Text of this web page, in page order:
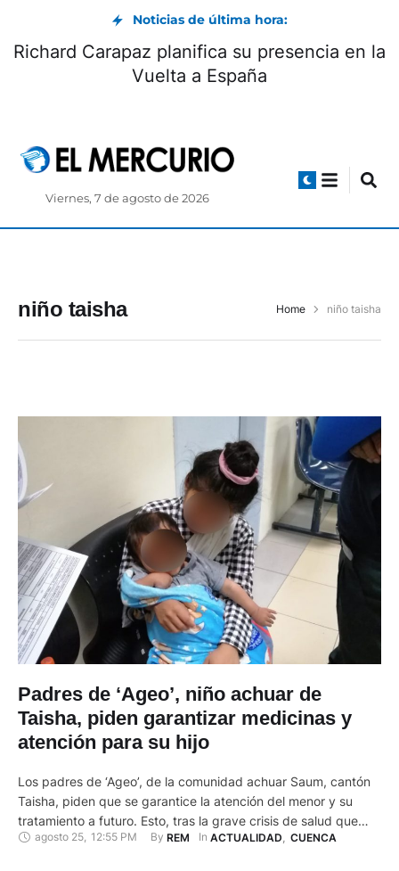
Noticias de última hora:
Richard Carapaz planifica su presencia en la
Vuelta a España
Viernes, 7 de agosto de 2026
niño taisha Home niño taisha
Padres de ‘Ageo’, niño achuar de
Taisha, piden garantizar medicinas y
atención para su hijo
Los padres de ‘Ageo’, de la comunidad achuar Saum, cantón
Taisha, piden que se garantice la atención del menor y su
tratamiento a futuro. Esto, tras la grave crisis de salud que
sufrió y que le obligó a salir a Cuenca, en dónde, meses atrás,
agosto 25, 12:55 PM By REM In ACTUALIDAD CUENCA